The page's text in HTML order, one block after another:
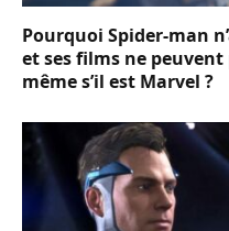
Pourquoi Spider-man
et ses films ne
même s’il est Marvel ?